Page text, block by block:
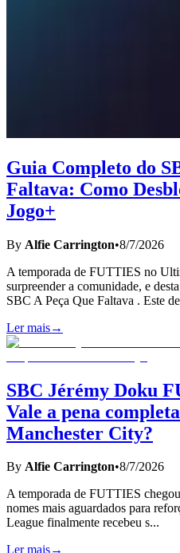
Guia Completo do
Faltava: Como
Jogo+
By Alfie Carrington•8/7/2026
A temporada de FUTTIES no
surpreender a comunidade, e
SBC A Peça Que Faltava . Este
Ler mais→
SBC Jérémy Doku
Vale a pena
Manchester City?
By Alfie Carrington•8/7/2026
A temporada de FUTTIES
nomes mais aguardados para
League finalmente recebeu s...
Ler mais→